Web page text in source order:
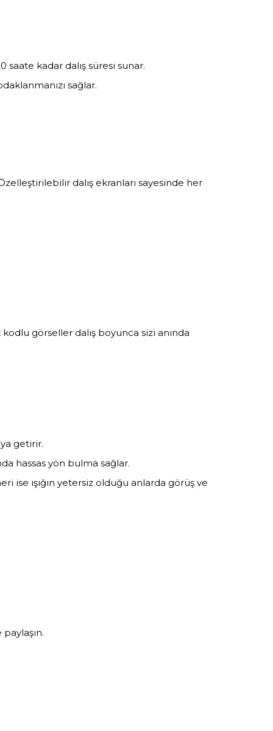
kadar dalış süresi sunar.
sağlar.
dalış ekranları sayesinde her
görseller dalış boyunca sizi anında
getirir.
hassas yön bulma sağlar.
ise ışığın yetersiz olduğu anlarda görüş ve